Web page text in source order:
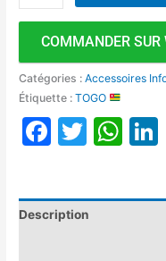
COMMANDER
Catégories :Accessoires
Étiquette :TOGO
Facebook
Twitter
Description